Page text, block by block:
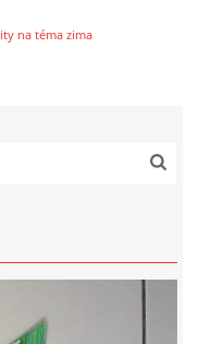
na téma zima